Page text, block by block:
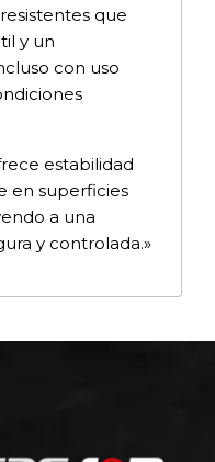
que
y un
con uso
estabilidad
en superficies
a una
y controlada.»